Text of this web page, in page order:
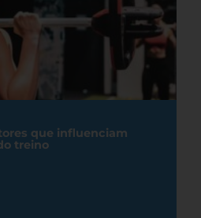
que influenciam
treino